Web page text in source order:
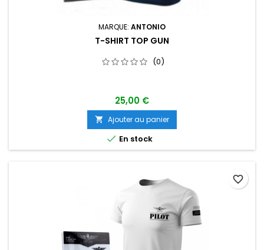
MARQUE: ANTONIO
T-SHIRT TOP GUN
(0)
25,00 €
 Ajouter au panier
 En stock
favorite_border